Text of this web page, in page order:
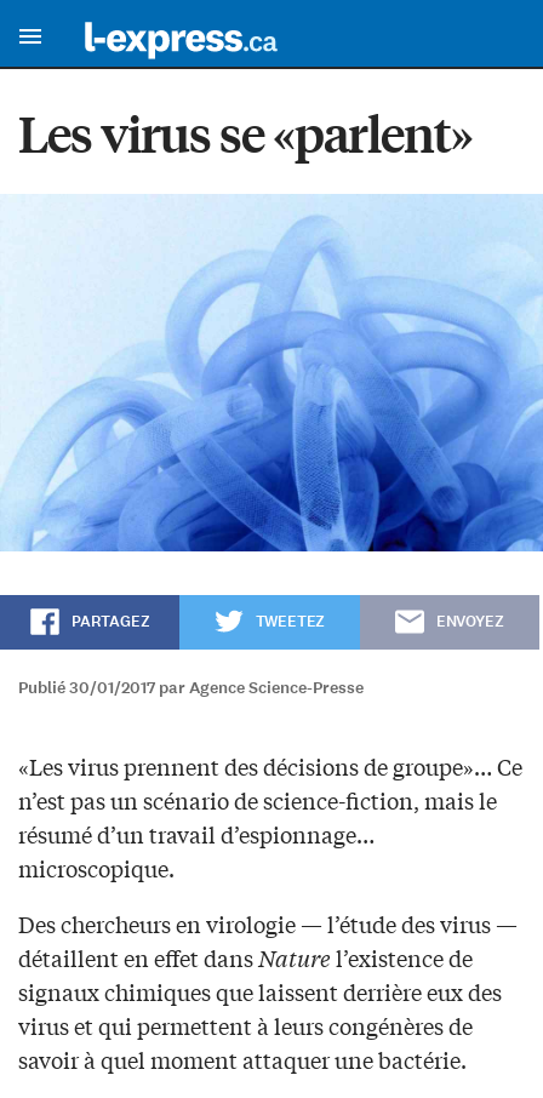
Les virus se «parlent»
PARTAGEZ TWEETEZ ENVOYEZ
Publié 30/01/2017 par Agence Science-Presse
«Les virus prennent des décisions de groupe»… Ce
n’est pas un scénario de science-fiction, mais le
résumé d’un travail d’espionnage…
microscopique.
Des chercheurs en virologie — l’étude des virus —
détaillent en effet dansNaturel’existence de
signaux chimiques que laissent derrière eux des
virus et qui permettent à leurs congénères de
savoir à quel moment attaquer une bactérie.